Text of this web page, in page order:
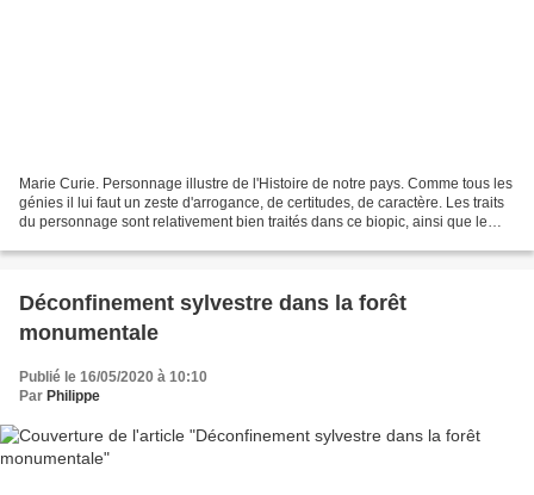
Marie Curie. Personnage illustre de l'Histoire de notre pays. Comme tous les
génies il lui faut un zeste d'arrogance, de certitudes, de caractère. Les traits
du personnage sont relativement bien traités dans ce biopic, ainsi que le
Déconfinement sylvestre dans la forêt
monumentale
Publié le 16/05/2020 à 10:10
Par Philippe